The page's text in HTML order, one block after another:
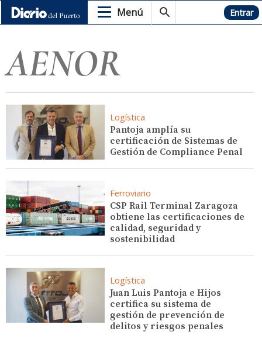
Menú Hemeroteca Entrar
AENOR
Logística
Pantoja amplía su
certificación de Sistemas de
Gestión de Compliance Penal
Ferroviario
CSP Rail Terminal Zaragoza
obtiene las certificaciones de
calidad, seguridad y
sostenibilidad
Logística
Juan Luis Pantoja e Hijos
certifica su sistema de
gestión de prevención de
delitos y riesgos penales